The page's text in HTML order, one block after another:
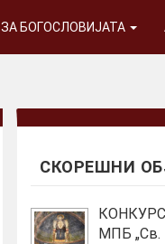
ЗА БОГОСЛОВИЈАТА
СКОРЕШНИ
КОНКУРС
МПБ „Св.